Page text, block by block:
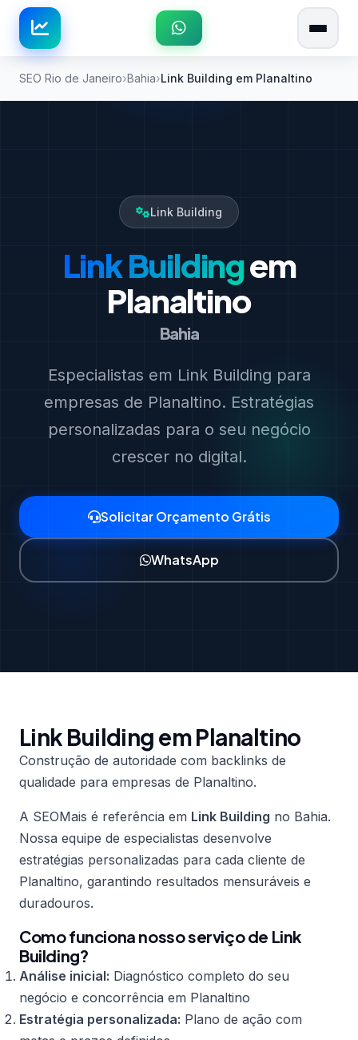
SEO Rio de Janeiro Bahia Link Building em Planaltino
Link Building
Link Buildingem
Planaltino
Bahia
Especialistas em Link Building para
empresas de Planaltino. Estratégias
personalizadas para o seu negócio
crescer no digital.
Solicitar Orçamento Grátis
WhatsApp
Link Building em Planaltino
Construção de autoridade com backlinks de
qualidade para empresas de Planaltino.
A SEOMais é referência em Link Building no Bahia.
Nossa equipe de especialistas desenvolve
estratégias personalizadas para cada cliente de
Planaltino, garantindo resultados mensuráveis e
duradouros.
Como funciona nosso serviço de Link
Building?
Análise inicial: Diagnóstico completo do seu
negócio e concorrência em Planaltino
Estratégia personalizada: Plano de ação com